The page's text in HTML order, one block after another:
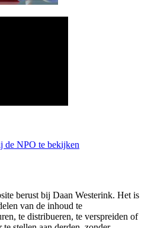
de NPO te bekijken
berust bij Daan Westerink. Het is
van de inhoud te
te distribueren, te verspreiden of